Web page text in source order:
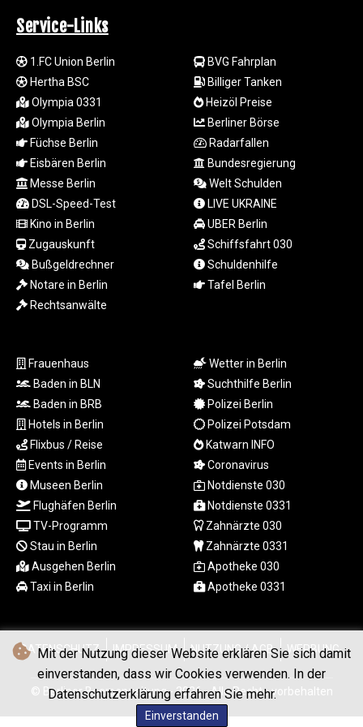
Mit der Nutzung dieser Website erklären Sie sich damit
einverstanden, dass wir Cookies verwenden. In der
Datenschutzerklärung erfahren Sie mehr.
Einverstanden
GNF
10123.874202
GTQ 8.794891
GYD 241.157003
HKD 9.066767
HNL 30.895616
HRK 7.536622
HTG 150.718127
HUF 363.096405
IDR
20580.370421
ILS 3.468234
IMP 0.857252
INR 110.076256
1590322.371805
ISK 142.598215
JEP 0.857252
JMD 183.057725
JOD 0.819746
JPY 182.445186
KES 149.158147
KGS 101.104505
KHR
4681.941823
KMF 492.514185
1627.677557
KWD 0.356853
KZT 540.233287
LAK
26025.676609
LBP
103223.017367
LKR 386.635196
Service-Links
1.FC Union Berlin
Hertha BSC
Olympia 0331
Olympia Berlin
Füchse Berlin
Eisbären Berlin
Messe Berlin
DSL-Speed-Test
Kino in Berlin
Zugauskunft
Bußgeldrechner
Notare in Berlin
Rechtsanwälte
BVG Fahrplan
Billiger Tanken
Heizöl Preise
Berliner Börse
Radarfallen
Bundesregierung
Welt Schulden
LIVE UKRAINE
UBER Berlin
Schiffsfahrt 030
Schuldenhilfe
Tafel Berlin
Frauenhaus
Baden in BLN
Baden in BRB
Hotels in Berlin
Flixbus / Reise
Events in Berlin
Museen Berlin
Flughäfen Berlin
TV-Programm
Stau in Berlin
Ausgehen Berlin
Taxi in Berlin
Wetter in Berlin
Suchthilfe Berlin
Polizei Berlin
Polizei Potsdam
Katwarn INFO
Coronavirus
Notdienste 030
Notdienste 0331
Zahnärzte 030
Zahnärzte 0331
Apotheke 030
Apotheke 0331
DATENSCHUTZ IMPRESSUM NUTZUNG / AGB WERBUNG
© Berliner Boersenzeitung - 2026 - Alle Rechte vorbehalten